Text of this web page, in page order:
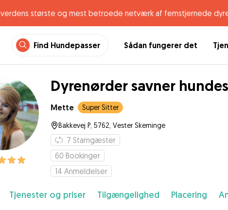
verdens største og mest betroede netværk af femstjernede
Find Hundepasser Sådan fungerer det
Dyrenørder savner
Mette Super Sitter
Bakkevej P, 5762, Vester Skerninge
7 Stamgæster
60 Bookinger
14 Anmeldelser
Tjenester og priser Tilgængelighed Placering